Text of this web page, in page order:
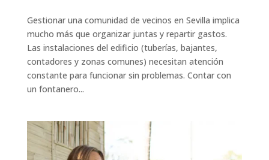
Gestionar una comunidad de vecinos en Sevilla implica
mucho más que organizar juntas y repartir gastos.
Las instalaciones del edificio (tuberías, bajantes,
contadores y zonas comunes) necesitan atención
constante para funcionar sin problemas. Contar con
un fontanero...